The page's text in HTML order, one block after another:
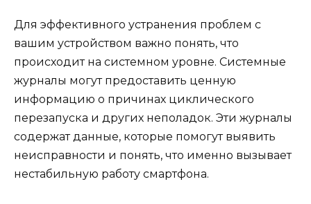
Для эффективного устранения проблем с
вашим устройством важно понять, что
происходит на системном уровне. Системные
журналы могут предоставить ценную
информацию о причинах циклического
перезапуска и других неполадок. Эти журналы
содержат данные, которые помогут выявить
неисправности и понять, что именно вызывает
нестабильную работу смартфона.